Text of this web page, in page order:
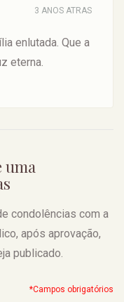
3 ANOS ATRAS
enlutada. Que a
eterna.
uma
condolências com a
após aprovação,
publicado.
*Campos obrigatórios